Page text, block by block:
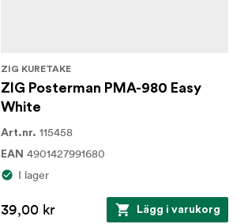
ZIG KURETAKE
ZIG Posterman PMA-980 Easy
White
Art.nr. 115458
EAN 4901427991680
I lager
39,00 kr Lägg i varukorg